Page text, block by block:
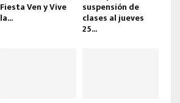
Fiesta Ven y Vive
la...
suspensión de
clases al jueves
25...